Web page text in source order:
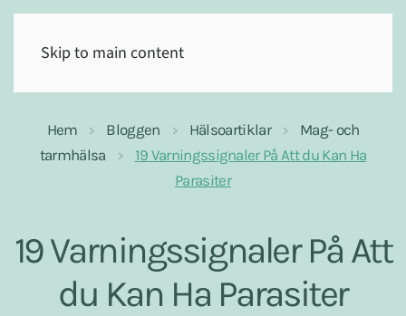
Skip to main content
Hem Bloggen Hälsoartiklar
Mag- och
tarmhälsa
19 Varningssignaler På Att du Kan Ha
Parasiter
19 Varningssignaler På Att
du Kan Ha Parasiter